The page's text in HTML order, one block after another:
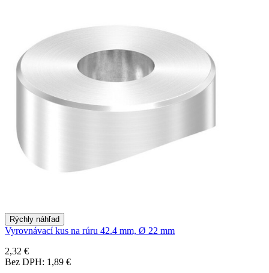
Rýchly náhľad
Vyrovnávací kus na rúru 42.4 mm, Ø 22 mm
2,32 €
Bez DPH: 1,89 €